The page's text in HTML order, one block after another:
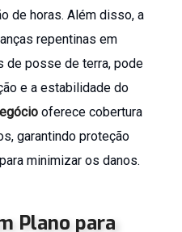
de horas. Além disso, a
repentinas em
de posse de terra, pode
e a estabilidade do
oferece cobertura
garantindo proteção
minimizar os danos.
Plano para